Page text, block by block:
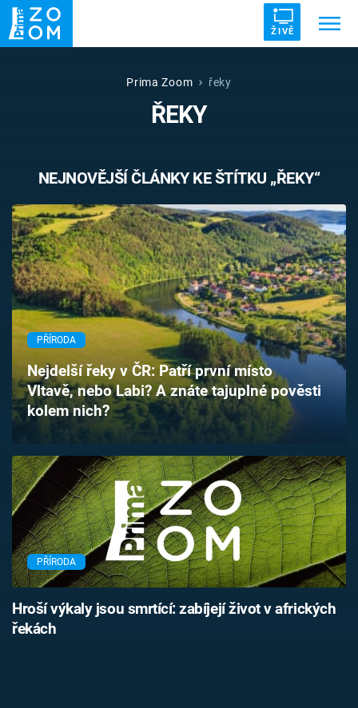
ŽIVĚ
UFO DRUHÁ SVĚTOVÁ VÁLKA
VETŘELCI DÁVNOVĚKU
Témata
Témata
Pořady
TV Program
Časopis
Sledujte prima+
Přihlášení
Sledujte nás
Prima Zoom řeky
ŘEKY
NEJNOVĚJŠÍ ČLÁNKY KE ŠTÍTKU „ŘEKY“
PŘÍRODA
Nejdelší řeky v ČR: Patří první místo
Vltavě, nebo Labi? A znáte tajuplné pověsti
kolem nich?
PŘÍRODA
Hroší výkaly jsou smrtící: zabíjejí život v afrických
řekách